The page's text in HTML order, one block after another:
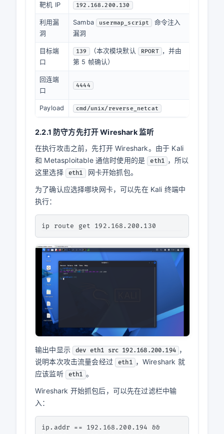
靶机 IP 192.168.200.130
利用漏
洞
Samba usermap_script
命令注入
漏洞
目标端
口
139 （本次模块默认 RPORT ，并由
第 5 帧确认）
回连端
口
4444
Payload cmd/unix/reverse_netcat
2.2.1 防守方先打开 Wireshark 监听
在执行攻击之前，先打开 Wireshark。由于 Kali
和 Metasploitable 通信时使用的是 eth1 ，所以
这里选择
eth1 网卡开始抓包。
为了确认应选择哪块网卡，可以先在 Kali 终端中
执行：
输出中显示 dev eth1 src 192.168.200.194 ，
说明本次攻击流量会经过 eth1 ，Wireshark 就
应该监听
eth1 。
Wireshark 开始抓包后，可以先在过滤栏中输
入：
ip.addr == 192.168.200.194 &&